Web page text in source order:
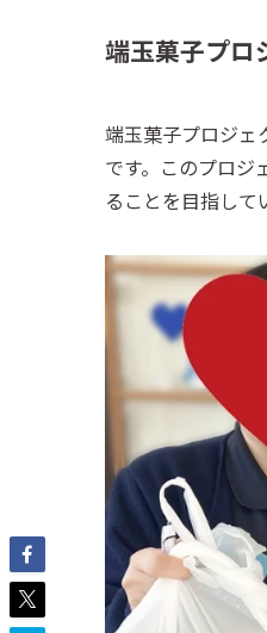
端玉菓子プロ
端玉菓子プロジェ
です。このプロジ
ることを目指して